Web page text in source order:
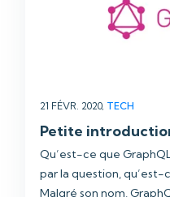
21 FÉVR. 2020, TECH
Petite
Qu’est-ce que
par la question, qu’est-
Malgré son nom,